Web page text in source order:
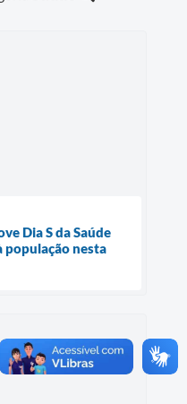
Dia S da Saúde
nesta